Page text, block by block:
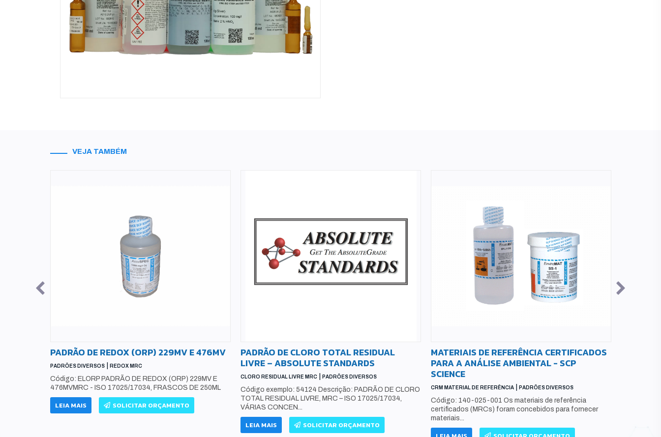
VEJA TAMBÉM
PADRÃO DE REDOX (ORP) 229MV E 476MV
PADRÕES DIVERSOS REDOX MRC
Código: ELORP PADRÃO DE REDOX (ORP) 229MV E
476MVMRC - ISO 17025/17034, FRASCOS DE 250ML
LEIA MAIS SOLICITAR ORÇAMENTO
PADRÃO DE CLORO TOTAL RESIDUAL
LIVRE – ABSOLUTE STANDARDS
CLORO RESIDUAL LIVRE MRC PADRÕES DIVERSOS
Código exemplo: 54124 Descrição: PADRÃO DE CLORO
TOTAL RESIDUAL LIVRE, MRC – ISO 17025/17034,
VÁRIAS CONCEN...
LEIA MAIS SOLICITAR ORÇAMENTO
MATERIAIS DE REFERÊNCIA CERTIFICADOS
PARA A ANÁLISE AMBIENTAL - SCP
SCIENCE
CRM MATERIAL DE REFERÊNCIA PADRÕES DIVERSOS
Código: 140-025-001 Os materiais de referência
certificados (MRCs) foram concebidos para fornecer
materiais...